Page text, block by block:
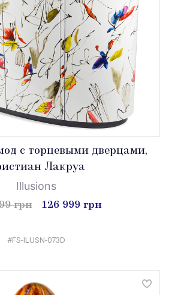
с торцевыми дверцами,
Лакруа
Illusions
грн 126 999 грн
#FS-ILUSN-073D